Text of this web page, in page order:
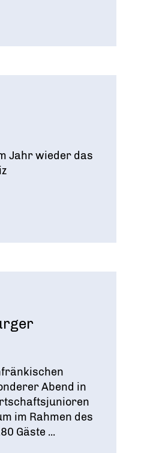
Jahr wieder das
Abend in
im Rahmen des
Gäste ...